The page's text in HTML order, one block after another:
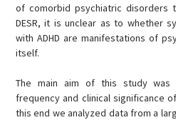
of comorbid psychiatric disorders
DESR, it is unclear as to whether
with ADHD are manifestations of
itself.
The main aim of this study
frequency and clinical significance of
this end we analyzed data from a